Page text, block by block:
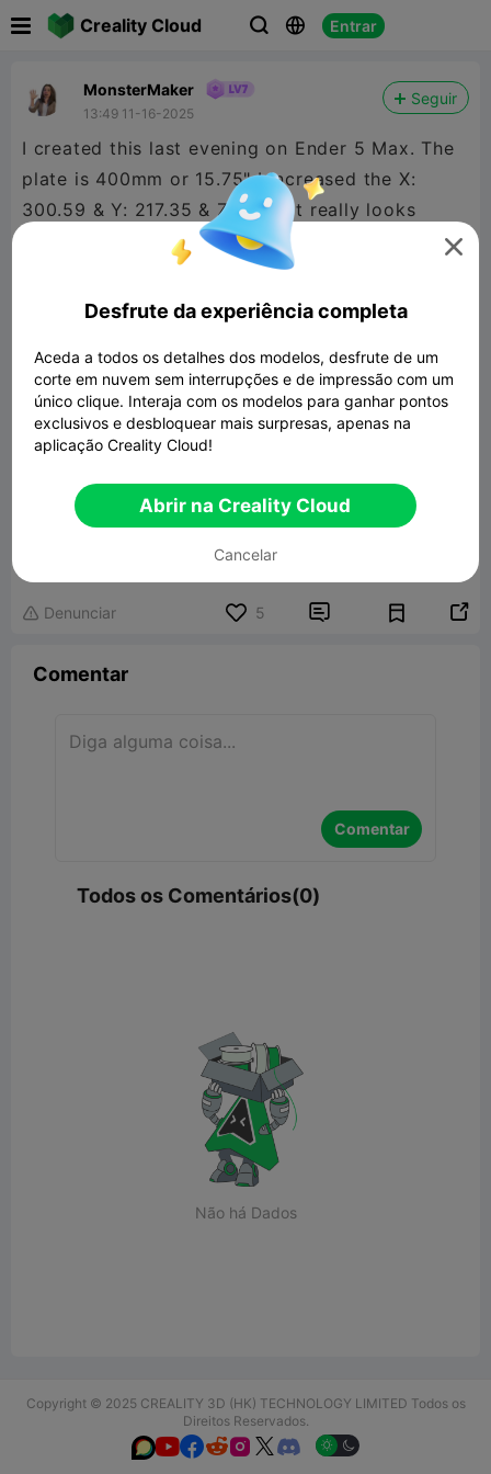
Creality Cloud   Entrar
MonsterMaker
13:49 11-16-2025
Seguir
I created this last evening on Ender 5 Max. The
plate is 400mm or 15.75" I increased the X:
300.59 & Y: 217.35 & Z: 4mm It really looks
Hunter Door Corner Decor
Modelo 3D Relacionado
 Denunciar 5  
Comentar
Comentar
Todos os Comentários(0)
Não há Dados
Copyright © 2025 CREALITY 3D (HK) TECHNOLOGY LIMITED Todos os
Direitos Reservados.
  

Desfrute da experiência completa
Aceda a todos os detalhes dos modelos, desfrute de um
corte em nuvem sem interrupções e de impressão com um
único clique. Interaja com os modelos para ganhar pontos
exclusivos e desbloquear mais surpresas, apenas na
aplicação Creality Cloud!
Abrir na Creality Cloud
Cancelar